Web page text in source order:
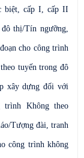
biệt, cấp I, cấp II
thị/Tín ngưỡng,
cho công trình
tuyến trong đô
xây dựng đối với
Không theo
Tượng đài, tranh
công trình không